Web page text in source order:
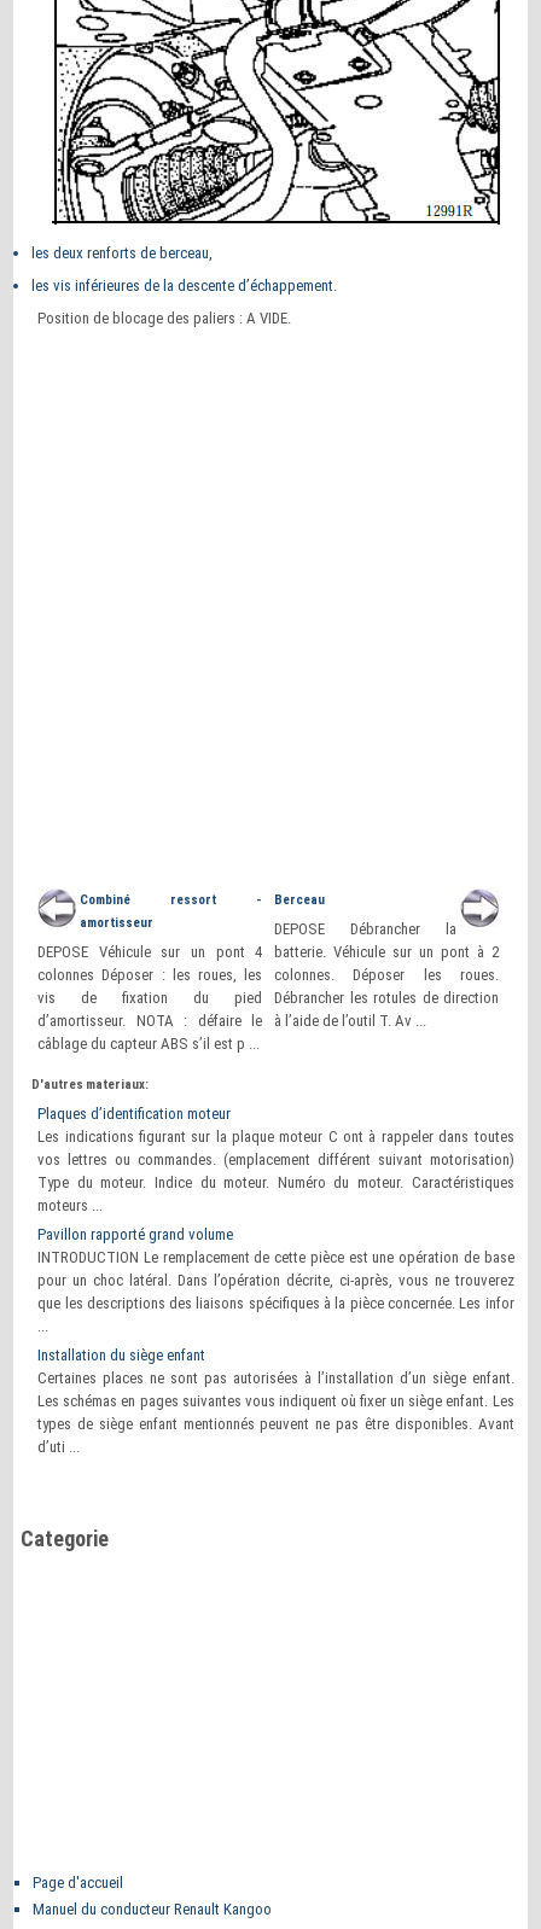
les deux renforts de berceau,
les vis inférieures de la descente d’échappement.
Position de blocage des paliers : A VIDE.
Combiné ressort -
amortisseur
DEPOSE Véhicule sur un pont 4
colonnes Déposer : les roues, les
vis de fixation du pied
d’amortisseur. NOTA : défaire le
câblage du capteur ABS s’il est p ...
Berceau
DEPOSE Débrancher la
batterie. Véhicule sur un pont à 2
colonnes. Déposer les roues.
Débrancher les rotules de direction
à l’aide de l’outil T. Av ...
D'autres materiaux:
Plaques d’identification moteur
Les indications figurant sur la plaque moteur C ont à rappeler dans toutes
vos lettres ou commandes. (emplacement différent suivant motorisation)
Type du moteur. Indice du moteur. Numéro du moteur. Caractéristiques
moteurs ...
Pavillon rapporté grand volume
INTRODUCTION Le remplacement de cette pièce est une opération de base
pour un choc latéral. Dans l’opération décrite, ci-après, vous ne trouverez
que les descriptions des liaisons spécifiques à la pièce concernée. Les infor
...
Installation du siège enfant
Certaines places ne sont pas autorisées à l’installation d’un siège enfant.
Les schémas en pages suivantes vous indiquent où fixer un siège enfant. Les
types de siège enfant mentionnés peuvent ne pas être disponibles. Avant
d’uti ...
Categorie
Page d'accueil
Manuel du conducteur Renault Kangoo